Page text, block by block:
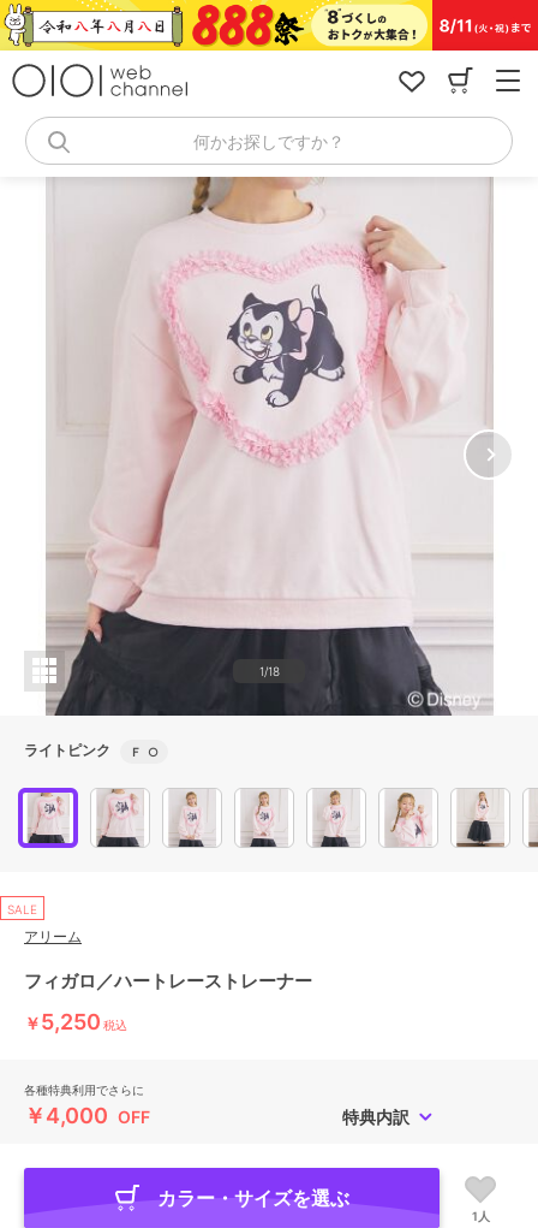
コ
ン
何かお探しですか？
1/18
ライトピンク Ｆ ○
SALE
アリーム
フィガロ／ハートレーストレーナー
￥5,250 税込
各種特典利用でさらに
￥4,000 OFF 特典内訳
カラー・サイズを選ぶ
1人